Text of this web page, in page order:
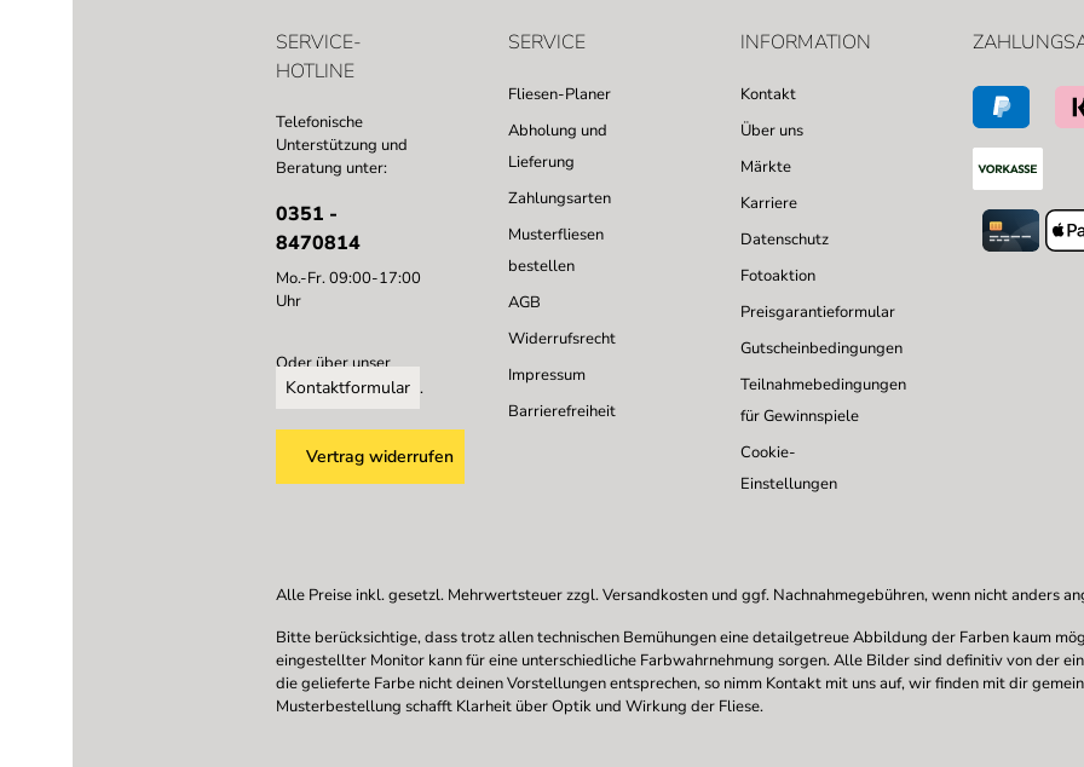
SERVICE-
HOTLINE
Telefonische
Unterstützung und
Beratung unter:
0351 -
8470814
Mo.-Fr. 09:00-17:00
Uhr
Oder über unser
Kontaktformular .
Vertrag widerrufen
SERVICE
Fliesen-Planer
Abholung und
Lieferung
Zahlungsarten
Musterfliesen
bestellen
AGB
Widerrufsrecht
Impressum
Barrierefreiheit
INFORMATION
Kontakt
Über uns
Märkte
Karriere
Datenschutz
Fotoaktion
Preisgarantieformular
Gutscheinbedingungen
Teilnahmebedingungen
für Gewinnspiele
Cookie-
Einstellungen
Alle Preise inkl. gesetzl. Mehrwertsteuer zzgl.Versandkosten und ggf. Nachnahmegebühren, wenn nicht anders
Bitte berücksichtige, dass trotz allen technischen Bemühungen eine detailgetreue Abbildung der Farben kaum
eingestellter Monitor kann für eine unterschiedliche Farbwahrnehmung sorgen. Alle Bilder sind definitiv von der
die gelieferte Farbe nicht deinen Vorstellungen entsprechen, so nimm Kontakt mit uns auf, wir finden mit dir
Musterbestellung schafft Klarheit über Optik und Wirkung der Fliese.